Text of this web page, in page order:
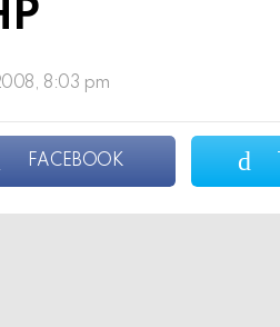
8:03 pm
FACEBOOK